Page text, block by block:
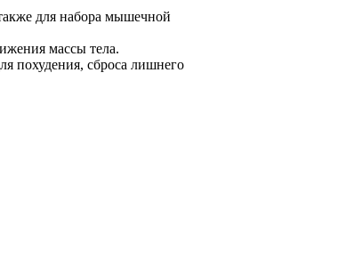
для набора мышечной
массы тела.
похудения, сброса лишнего